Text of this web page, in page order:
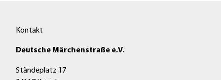
Kontakt
Deutsche Märchenstraße e.V.
Ständeplatz 17